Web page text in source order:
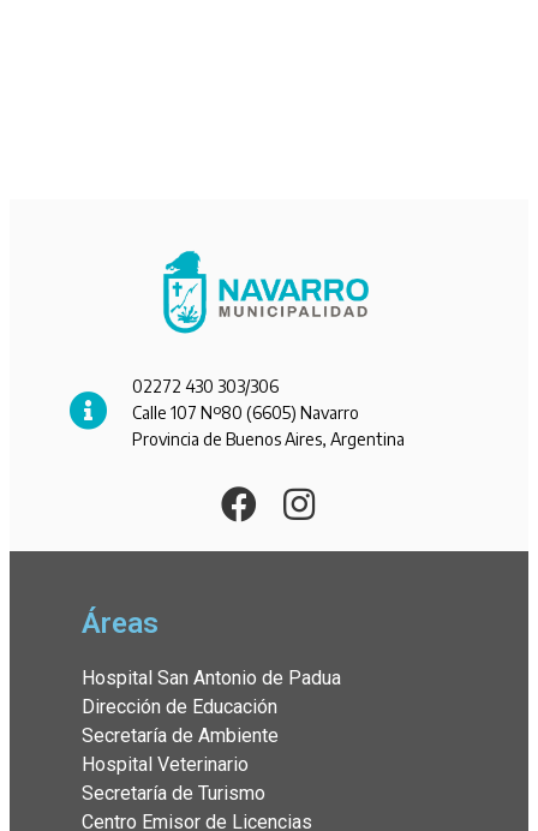
02272 430 303/306
Calle 107 Nº80 (6605) Navarro
Provincia de Buenos Aires, Argentina
Áreas
Hospital San Antonio de Padua
Dirección de Educación
Secretaría de Ambiente
Hospital Veterinario
Secretaría de Turismo
Centro Emisor de Licencias